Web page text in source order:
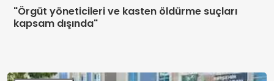
"Örgüt yöneticileri ve kasten öldürme suçları
kapsam dışında"